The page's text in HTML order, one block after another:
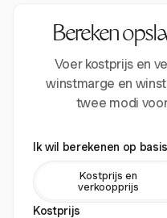
Bereken
Voer kostprijs en
winstmarge en
twee modi
Ik wil berekenen op
Kostprijs en
verkoopprijs
Kostprijs